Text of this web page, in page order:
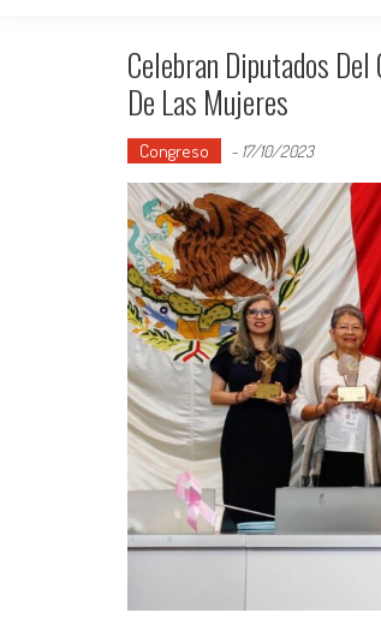
Celebran Diputados
De Las Mujeres
Congreso - 17/10/2023